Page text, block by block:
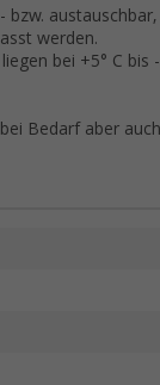
werden.
bei +5° C
Bedarf aber